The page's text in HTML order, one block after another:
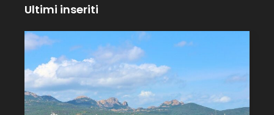
Ultimi inseriti